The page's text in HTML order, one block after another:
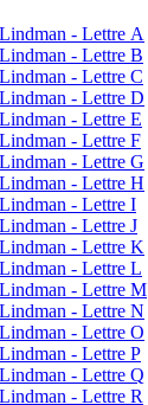
- Lettre A
- Lettre B
- Lettre C
- Lettre D
- Lettre E
- Lettre F
- Lettre G
- Lettre H
- Lettre I
- Lettre J
- Lettre K
- Lettre L
- Lettre M
- Lettre N
- Lettre O
- Lettre P
- Lettre Q
- Lettre R